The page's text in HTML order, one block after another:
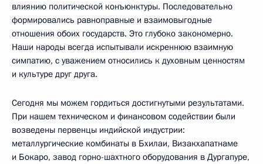
влиянию политической конъюнктуры. Последовательно
формировались равноправные и взаимовыгодные
отношения обоих государств. Это глубоко закономерно.
Наши народы всегда испытывали искреннюю взаимную
симпатию, с уважением относились к духовным ценностям
и культуре друг друга.
Сегодня мы можем гордиться достигнутыми результатами.
При нашем техническом и финансовом содействии были
возведены первенцы индийской индустрии:
металлургические комбинаты в Бхилаи, Визакхапатнаме
и Бокаро, завод горно-шахтного оборудования в Дургапуре,